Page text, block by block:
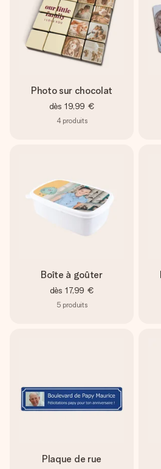
Photo sur chocolat
dès 19,99 €
4 produits
Boîte à goûter
dès 17,99 €
5 produits
Plaque de rue